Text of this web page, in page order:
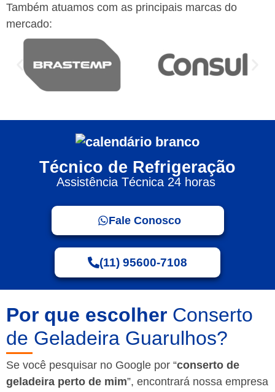
Também atuamos com as principais marcas do
mercado:
Técnico de Refrigeração
Assistência Técnica 24 horas
Fale Conosco
(11) 95600-7108
Por que escolher Conserto
de Geladeira Guarulhos?
Se você pesquisar no Google por “conserto de
geladeira perto de mim”, encontrará nossa empresa